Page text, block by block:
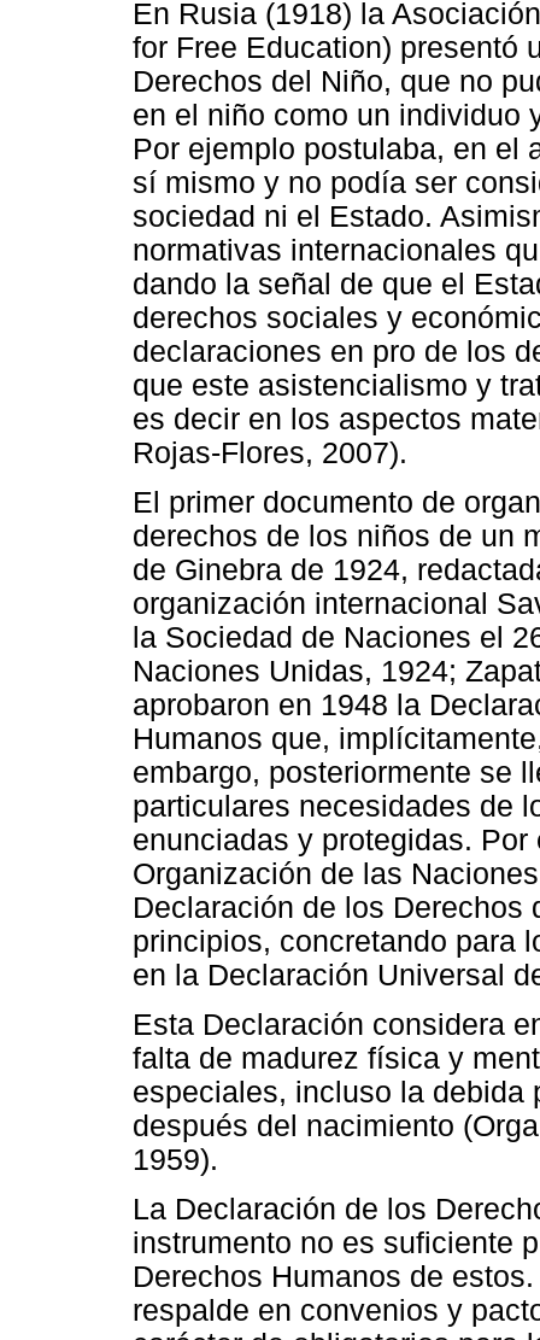
En Rusia (1918) la
for Free Education) presentó
Derechos del Niño, que no
en el niño como un individuo
Por ejemplo postulaba, en el
sí mismo y no podía ser
sociedad ni el Estado.
normativas internacionales
dando la señal de que el
derechos sociales y
declaraciones en pro de los
que este asistencialismo y
es decir en los aspectos
Rojas-Flores, 2007).
El primer documento de
derechos de los niños de un
de Ginebra de 1924,
organización internacional
la Sociedad de Naciones el
Naciones Unidas, 1924;
aprobaron en 1948 la
Humanos que,
embargo, posteriormente se
particulares necesidades de
enunciadas y protegidas.
Organización de las
Declaración de los Derechos
principios, concretando para
en la Declaración Universal
Esta Declaración considera
falta de madurez física y
especiales, incluso la debida
después del nacimiento
1959).
La Declaración de los
instrumento no es suficiente
Derechos Humanos de
respalde en convenios y